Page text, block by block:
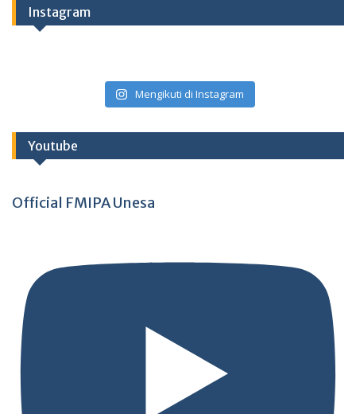
Instagram
Mengikuti di Instagram
Youtube
Official FMIPA Unesa